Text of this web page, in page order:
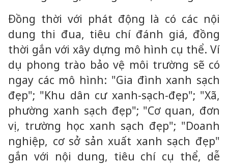
Đồng thời với phát động là có các nội
dung thi đua, tiêu chí đánh giá, đồng
thời gắn với xây dựng mô hình cụ thể. Ví
dụ phong trào bảo vệ môi trường sẽ có
ngay các mô hình: "Gia đình xanh sạch
đẹp"; "Khu dân cư xanh-sạch-đẹp"; "Xã,
phường xanh sạch đẹp"; "Cơ quan, đơn
vị, trường học xanh sạch đẹp"; "Doanh
nghiệp, cơ sở sản xuất xanh sạch đẹp"
gắn với nội dung, tiêu chí cụ thể, dễ